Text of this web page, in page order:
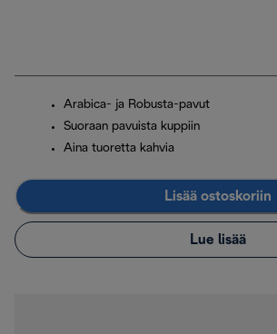
Arabica- ja Robusta-pavut
Suoraan pavuista kuppiin
Aina tuoretta kahvia
Lisää ostoskoriin
Lue lisää